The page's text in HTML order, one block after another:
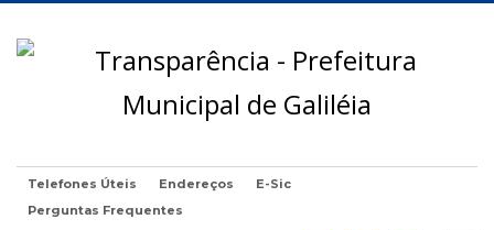
Telefones Úteis Endereços
E-Sic
Perguntas Frequentes